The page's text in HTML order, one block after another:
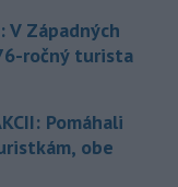
V Západných
ročný turista
Pomáhali
obe